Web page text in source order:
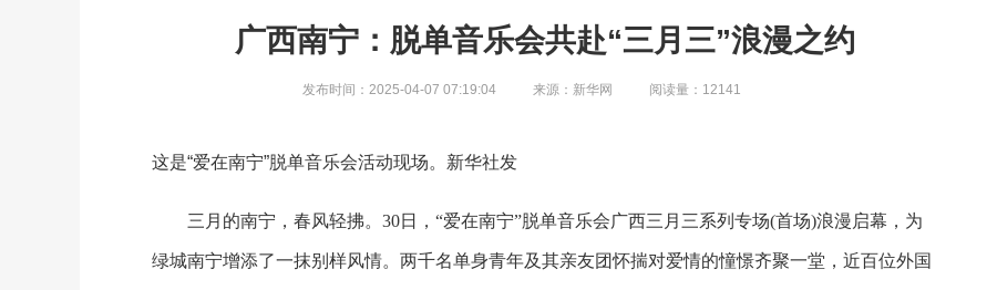
广西南宁：脱单音乐会共赴“三月三”浪漫之约
发布时间：2025-04-07 07:19:04 来源：新华网 阅读量：12141
这是“爱在南宁”脱单音乐会活动现场。新华社发
三月的南宁，春风轻拂。30日，“爱在南宁”脱单音乐会广西三月三系列专场(首场)浪漫启幕，为
绿城南宁增添了一抹别样风情。两千名单身青年及其亲友团怀揣对爱情的憧憬齐聚一堂，近百位外国